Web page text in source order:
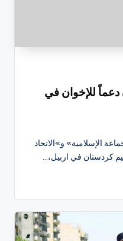
دعماً للإخوان في
الإسلامية» و»الاتحاد
كردستان في اربيل،…